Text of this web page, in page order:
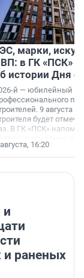
марки,
в ГК «ПСК»
истории Дня
й — юбилейный
9 августа
будет
В ГК «ПСК»
роль
16:20
и
и раненых